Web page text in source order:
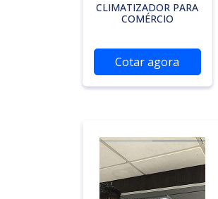
CLIMATIZADOR PARA
COMÉRCIO
Cotar agora